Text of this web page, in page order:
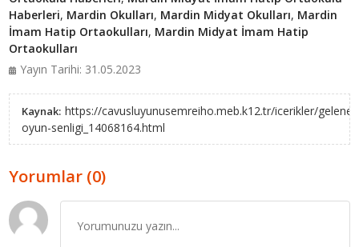
Haberleri, Mardin Okulları, Mardin Midyat Okulları, Mardin
İmam Hatip Ortaokulları, Mardin Midyat İmam Hatip
Ortaokulları
Yayın Tarihi: 31.05.2023
Kaynak: https://cavusluyunusemreiho.meb.k12.tr/icerikler/
oyun-senligi_14068164.html
Yorumlar (0)